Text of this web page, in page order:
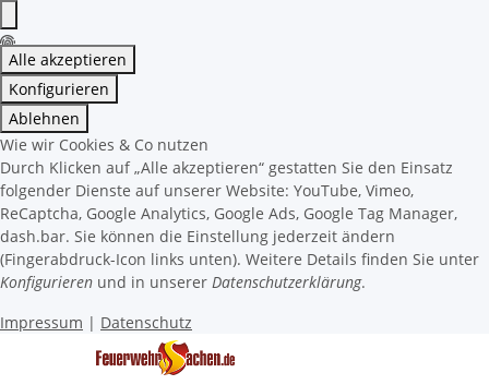
Alle akzeptieren
Konfigurieren
Ablehnen
Wie wir Cookies & Co nutzen
Durch Klicken auf „Alle akzeptieren“ gestatten Sie den Einsatz
folgender Dienste auf unserer Website: YouTube, Vimeo,
ReCaptcha, Google Analytics, Google Ads, Google Tag Manager,
dash.bar. Sie können die Einstellung jederzeit ändern
(Fingerabdruck-Icon links unten). Weitere Details finden Sie unter
Konfigurieren und in unserer Datenschutzerklärung.
Impressum | Datenschutz